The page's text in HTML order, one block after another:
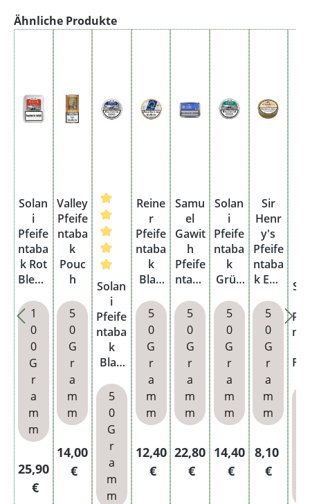
Produktgalerie überspringen
Ähnliche Produkte
Solan
i
Pfeife
ntaba
k Rot
Blend
Box
1
0
0
G
r
a
m
m
Regulärer Preis:
25,90
€
Valley
Pfeife
ntaba
k
Pouc
h
5
0
G
r
a
m
m
Regulärer Preis:
14,00
€
Durchschnittliche Bewertung von 5 von
Solan
i
Pfeife
ntaba
k
Blau
369
Dose
5
0
G
r
a
m
m
Reine
r
Pfeife
ntaba
k
Blau
klein
5
0
G
r
a
m
m
Regulärer Preis:
12,40
€
Samu
el
Gawit
h
Pfeife
ntaba
Celtic
Talis
man
Dose
5
0
G
r
a
m
m
Regulärer Preis:
22,80
€
Solan
i
Pfeife
ntaba
k
Grün
127
Dose
5
0
G
r
a
m
m
Regulärer Preis:
14,40
€
Sir
Henr
y's
Pfeife
ntaba
k Earl
5
0
G
r
a
m
m
8,10
€